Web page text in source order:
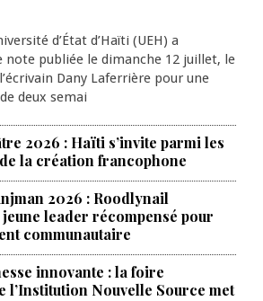
d’État d’Haïti (UEH) a
note publiée le dimanche 12 juillet, le
Dany Laferrière pour une
deux semai
2026 : Haïti s’invite parmi les
la création francophone
2026 : Roodlynail
leader récompensé pour
communautaire
innovante : la foire
l’Institution Nouvelle Source met